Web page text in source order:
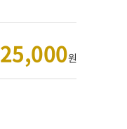
25,000원